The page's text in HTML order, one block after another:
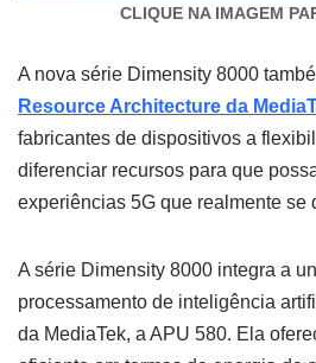
CLIQUE NA IMAGEM
A nova série Dimensity 8000
Resource Architecture da
fabricantes de dispositivos a
diferenciar recursos para que
experiências 5G que realmente se
A série Dimensity 8000 integra a
processamento de inteligência
da MediaTek, a APU 580. Ela